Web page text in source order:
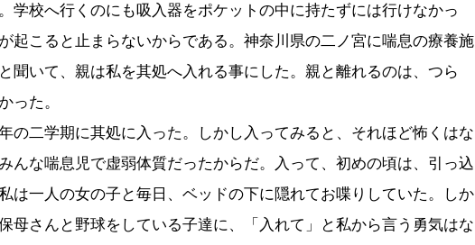
学校へ行くのにも吸入器をポケットの中に持たずには行けなかっ
起こると止まらないからである。神奈川県の二ノ宮に喘息の療養施
聞いて、親は私を其処へ入れる事にした。親と離れるのは、つら
った。
の二学期に其処に入った。しかし入ってみると、それほど怖くはな
んな喘息児で虚弱体質だったからだ。入って、初めの頃は、引っ込
は一人の女の子と毎日、ベッドの下に隠れてお喋りしていた。しか
母さんと野球をしている子達に、「入れて」と私から言う勇気はな